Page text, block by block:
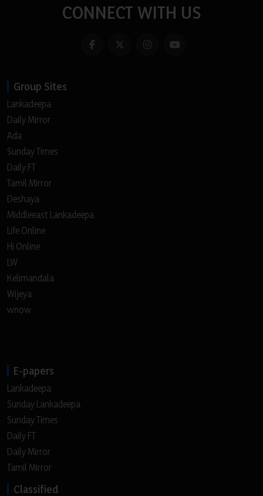
CONNECT WITH US
Group Sites
Lankadeepa
Daily Mirror
Ada
Sunday Times
Daily FT
Tamil Mirror
Deshaya
Middleeast Lankadeepa
Life Online
Hi Online
LW
Kelimandala
Wijeya
wnow
E-papers
Lankadeepa
Sunday Lankadeepa
Sunday Times
Daily FT
Daily Mirror
Tamil Mirror
Classified